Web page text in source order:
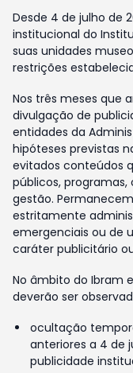
Desde 4 de julho de
institucional do
suas unidades
restrições
Nos três meses que
divulgação de
entidades da
hipóteses previstas
evitados conteúdos
públicos, programas,
gestão.
estritamente
emergenciais ou de
caráter publicitário
No âmbito do Ibram
deverão ser
ocultação
anteriores a 4 de
publicidade